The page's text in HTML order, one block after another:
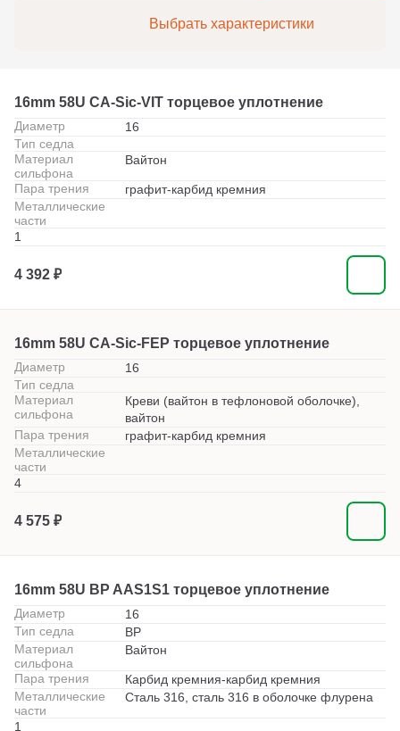
Выбрать характеристики
16mm 58U CA-Sic-VIT торцевое уплотнение
Диаметр
16
Тип седла
Материал
сильфона
Вайтон
Пара трения
графит-карбид кремния
Металлические
части
1
4 392 ₽
16mm 58U CA-Sic-FEP торцевое уплотнение
Диаметр
16
Тип седла
Материал
сильфона
Креви (вайтон в тефлоновой оболочке),
вайтон
Пара трения
графит-карбид кремния
Металлические
части
4
4 575 ₽
16mm 58U BP AAS1S1 торцевое уплотнение
Диаметр
16
Тип седла
BP
Материал
сильфона
Вайтон
Пара трения
Карбид кремния-карбид кремния
Металлические
части
Сталь 316, сталь 316 в оболочке флурена
1